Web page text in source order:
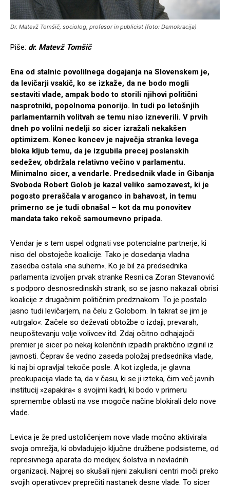
Dr. Matevž Tomšič, sociolog, profesor in publicist (foto: Demokracija)
Piše: dr. Matevž Tomšič
Ena od stalnic povolilnega dogajanja na Slovenskem je,
da levičarji vsakič, ko se izkaže, da ne bodo mogli
sestaviti vlade, ampak bodo to storili njihovi politični
nasprotniki, popolnoma ponorijo. In tudi po letošnjih
parlamentarnih volitvah se temu niso izneverili. V prvih
dneh po volilni nedelji so sicer izražali nekakšen
optimizem. Konec koncev je največja stranka levega
bloka kljub temu, da je izgubila precej poslanskih
sedežev, obdržala relativno večino v parlamentu.
Minimalno sicer, a vendarle. Predsednik vlade in Gibanja
Svoboda Robert Golob je kazal veliko samozavest, ki je
pogosto preraščala v aroganco in bahavost, in temu
primerno se je tudi obnašal – kot da mu ponovitev
mandata tako rekoč samoumevno pripada.
Vendar je s tem uspel odgnati vse potencialne partnerje, ki
niso del obstoječe koalicije. Tako je dosedanja vladna
zasedba ostala »na suhem«. Ko je bil za predsednika
parlamenta izvoljen prvak stranke Resni.ca Zoran Stevanović
s podporo desnosredinskih strank, so se jasno nakazali obrisi
koalicije z drugačnim političnim predznakom. To je postalo
jasno tudi levičarjem, na čelu z Golobom. In takrat se jim je
»utrgalo«. Začele so deževati obtožbe o izdaji, prevarah,
neupoštevanju volje volivcev itd. Zdaj očitno odhajajoči
premier je sicer po nekaj koleričnih izpadih praktično izginil iz
javnosti. Čeprav še vedno zaseda položaj predsednika vlade,
ki naj bi opravljal tekoče posle. A kot izgleda, je glavna
preokupacija vlade ta, da v času, ki se ji izteka, čim več javnih
institucij »zapakira« s svojimi kadri, ki bodo v primeru
spremembe oblasti na vse mogoče načine blokirali delo nove
vlade.
Levica je že pred ustoličenjem nove vlade močno aktivirala
svoja omrežja, ki obvladujejo ključne družbene podsisteme, od
represivnega aparata do medijev, šolstva in nevladnih
organizacij. Najprej so skušali njeni zakulisni centri moči preko
svojih operativcev preprečiti nastanek desne vlade. To sicer